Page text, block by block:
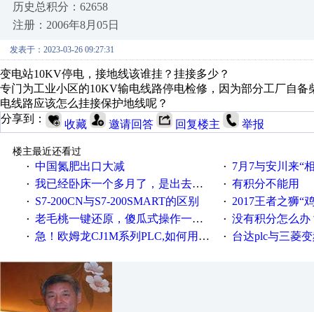
历史总积分：62658
注册：2006年8月05日
发表于：2023-03-26 09:27:31
变电站10KV停电，接地线该谁挂？挂接多少？
专门为工业小区的10KV输电线路停电检修，因为部分工厂自
电线路应该怎么挂接保护地线呢？
分享到：
收藏 邀请回答 回复楼主 举报
楼主最近还看过
· 中国氮肥出口大减 · 7月7与安川来“
· 我已经卧床一个多月了，是出去安装机械手在高速遭遇车祸所致:大家工作都要特别注意啊 · 有积分不能用
· S7-200CN与S7-200SMART的区别 · 2017王者之狮“鸡”情签到
· 老毛桃一键还原，傻瓜式操作一键轻松备份还原；程序为向导式安装，一键即可实现自动备份或还原系统。 · 没有积分怎么办
· 急！欧姆龙CJ1M系列PLC,如何用时间控制变频器。要求时间在组态王中可以自由输入！拜托各位大神了！ · 台达plc与三菱